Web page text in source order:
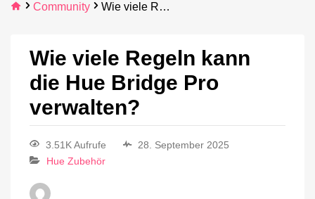
Community Wie viele Regeln kann die Hue Bridge Pro verwalten?
Wie viele Regeln kann
die Hue Bridge Pro
verwalten?
3.51K Aufrufe
28. September 2025
Hue Zubehör